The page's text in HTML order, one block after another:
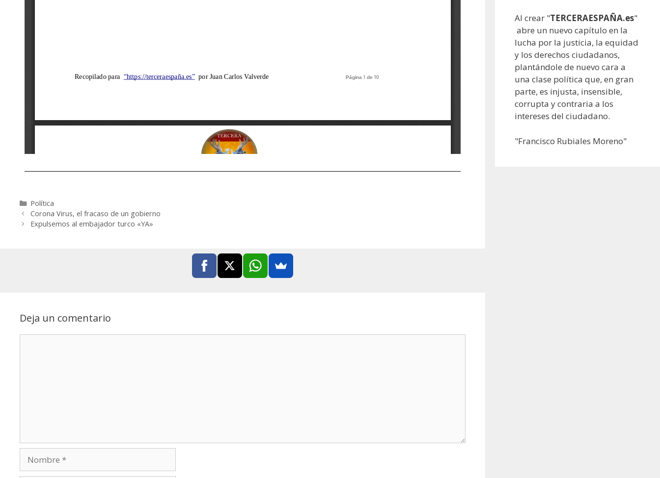
Política
Corona Virus, el fracaso de un gobierno
Expulsemos al embajador turco «YA»
Deja un comentario
Al crear "TERCERAESPAÑA.es"
abre un nuevo capítulo en la
lucha por la justicia, la equidad
y los derechos ciudadanos,
plantándole de nuevo cara a
una clase política que, en gran
parte, es injusta, insensible,
corrupta y contraria a los
intereses del ciudadano.
"Francisco Rubiales Moreno"